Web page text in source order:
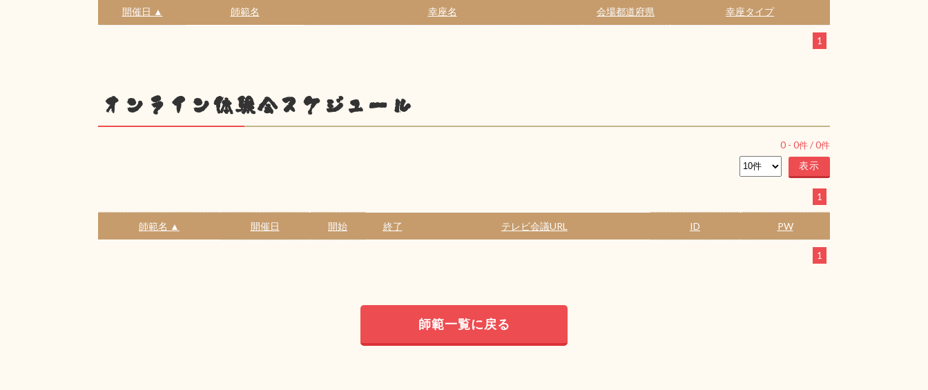
開催日 ▲ 師範名 幸座名 会場都道府県 幸座タイプ
1
オンライン体験会スケジュール
0 - 0件 /0件
1
師範名 ▲ 開催日 開始 終了 テレビ会議URL ID PW
1
師範一覧に戻る